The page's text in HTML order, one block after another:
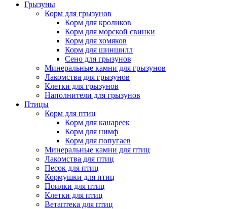
Грызуны
Корм для грызунов
Корм для кроликов
Корм для морской свинки
Корм для хомяков
Корм для шиншилл
Сено для грызунов
Минеральные камни для грызунов
Лакомства для грызунов
Клетки для грызунов
Наполнители для грызунов
Птицы
Корм для птиц
Корм для канареек
Корм для нимф
Корм для попугаев
Минеральные камни для птиц
Лакомства для птиц
Песок для птиц
Кормушки для птиц
Поилки для птиц
Клетки для птиц
Ветаптека для птиц